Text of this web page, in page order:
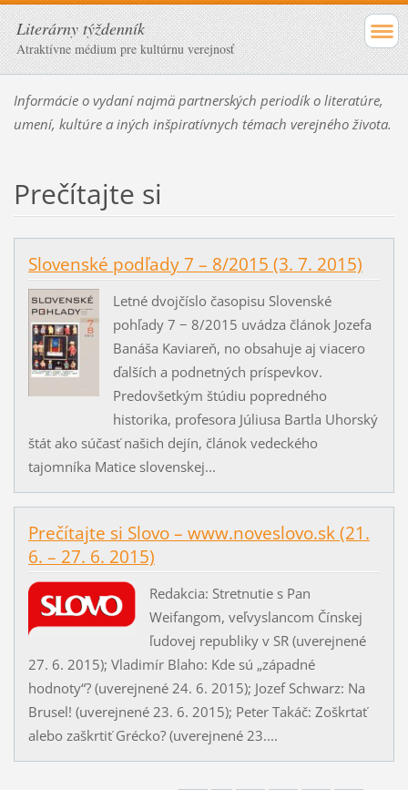
Literárny týždenník
Atraktívne médium pre kultúrnu verejnosť
Informácie o vydaní najmä partnerských periodík o literatúre,
umení, kultúre a iných inšpiratívnych témach verejného života.
Prečítajte si
Slovenské podľady 7 – 8/2015 (3. 7. 2015)
Letné dvojčíslo časopisu Slovenské
pohľady 7 − 8/2015 uvádza článok Jozefa
Banáša Kaviareň, no obsahuje aj viacero
ďalších a podnetných príspevkov.
Predovšetkým štúdiu popredného
historika, profesora Júliusa Bartla Uhorský
štát ako súčasť našich dejín, článok vedeckého
tajomníka Matice slovenskej...
Prečítajte si Slovo – www.noveslovo.sk (21.
6. – 27. 6. 2015)
Redakcia: Stretnutie s Pan
Weifangom, veľvyslancom Čínskej
ľudovej republiky v SR (uverejnené
27. 6. 2015); Vladimír Blaho: Kde sú „západné
hodnoty“? (uverejnené 24. 6. 2015); Jozef Schwarz: Na
Brusel! (uverejnené 23. 6. 2015); Peter Takáč: Zoškrtať
alebo zaškrtiť Grécko? (uverejnené 23....